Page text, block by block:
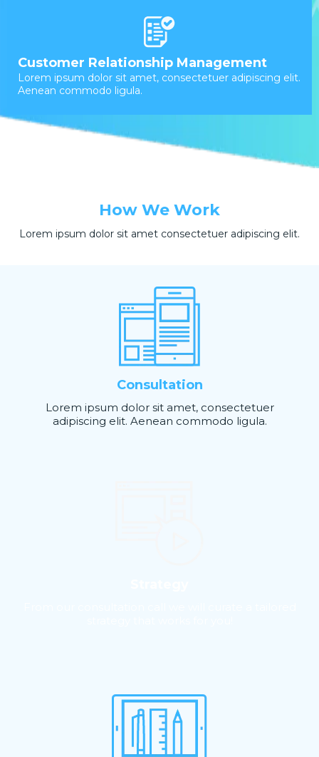
Customer Relationship Management
Lorem ipsum dolor sit amet, consectetuer adipiscing elit.
Aenean commodo ligula.
How We Work
Lorem ipsum dolor sit amet consectetuer adipiscing elit.
Consultation
Lorem ipsum dolor sit amet, consectetuer
adipiscing elit. Aenean commodo ligula.